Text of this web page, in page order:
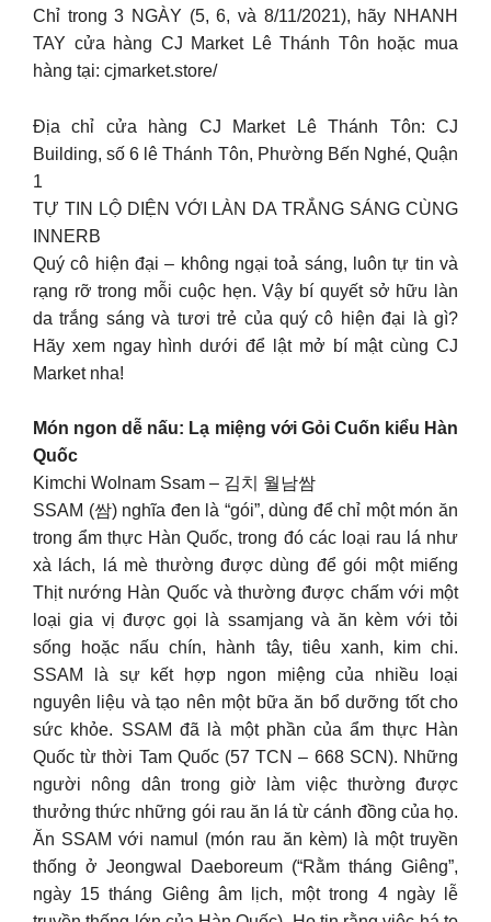
Chỉ trong 3 NGÀY (5, 6, và 8/11/2021), hãy NHANH
TAY cửa hàng CJ Market Lê Thánh Tôn hoặc mua
hàng tại: cjmarket.store/
Địa chỉ cửa hàng CJ Market Lê Thánh Tôn: CJ
Building, số 6 lê Thánh Tôn, Phường Bến Nghé, Quận
1
TỰ TIN LỘ DIỆN VỚI LÀN DA TRẮNG SÁNG CÙNG
INNERB
Quý cô hiện đại – không ngại toả sáng, luôn tự tin và
rạng rỡ trong mỗi cuộc hẹn. Vậy bí quyết sở hữu làn
da trắng sáng và tươi trẻ của quý cô hiện đại là gì?
Hãy xem ngay hình dưới để lật mở bí mật cùng CJ
Market nha!
Món ngon dễ nấu: Lạ miệng với Gỏi Cuốn kiểu Hàn
Quốc
Kimchi Wolnam Ssam – 김치 월남쌈
SSAM (쌈) nghĩa đen là “gói”, dùng để chỉ một món ăn
trong ẩm thực Hàn Quốc, trong đó các loại rau lá như
xà lách, lá mè thường được dùng để gói một miếng
Thịt nướng Hàn Quốc và thường được chấm với một
loại gia vị được gọi là ssamjang và ăn kèm với tỏi
sống hoặc nấu chín, hành tây, tiêu xanh, kim chi.
SSAM là sự kết hợp ngon miệng của nhiều loại
nguyên liệu và tạo nên một bữa ăn bổ dưỡng tốt cho
sức khỏe. SSAM đã là một phần của ẩm thực Hàn
Quốc từ thời Tam Quốc (57 TCN – 668 SCN). Những
người nông dân trong giờ làm việc thường được
thưởng thức những gói rau ăn lá từ cánh đồng của họ.
Ăn SSAM với namul (món rau ăn kèm) là một truyền
thống ở Jeongwal Daeboreum (“Rằm tháng Giêng”,
ngày 15 tháng Giêng âm lịch, một trong 4 ngày lễ